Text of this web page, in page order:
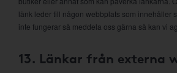
länk leder till någon webbplats som innehåller
inte fungerar så meddela oss gärna så kan vi
13. Länkar från externa